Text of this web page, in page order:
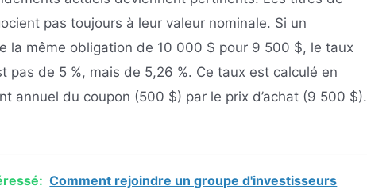
pas toujours à leur valeur nominale. Si un
la même obligation de 10 000 $ pour 9 500 $, le taux
pas de 5 %, mais de 5,26 %. Ce taux est calculé en
annuel du coupon (500 $) par le prix d’achat (9 500 $).
Comment rejoindre un groupe d'investisseurs